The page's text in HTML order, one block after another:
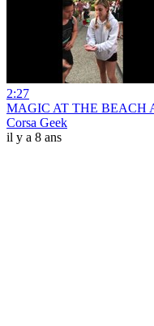
2:27
MAGIC AT THE BEACH
Corsa Geek
il y a 8 ans